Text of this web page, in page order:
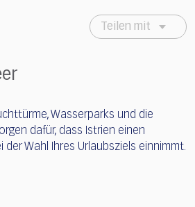
Teilen mit
Wasserparks und die
dafür, dass Istrien einen
Wahl Ihres Urlaubsziels einnimmt.